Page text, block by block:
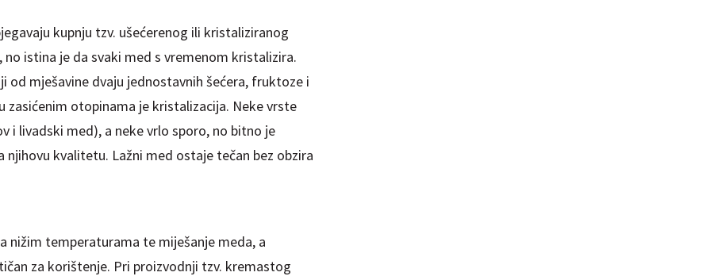
kupnju tzv. ušećerenog ili kristaliziranog
istina je da svaki med s vremenom kristalizira.
od mješavine dvaju jednostavnih šećera, fruktoze i
zasićenim otopinama je kristalizacija. Neke vrste
i livadski med), a neke vrlo sporo, no bitno je
kvalitetu. Lažni med ostaje tečan bez obzira
nižim temperaturama te miješanje meda, a
za korištenje. Pri proizvodnji tzv. kremastog